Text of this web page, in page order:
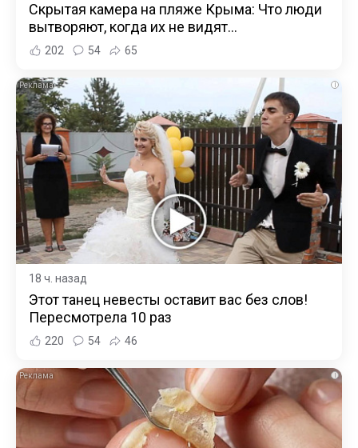
Скрытая камера на пляже Крыма: Что люди
вытворяют, когда их не видят...
202 54 65
i
18 ч. назад
Этот танец невесты оставит вас без слов!
Пересмотрела 10 раз
220 54 46
i